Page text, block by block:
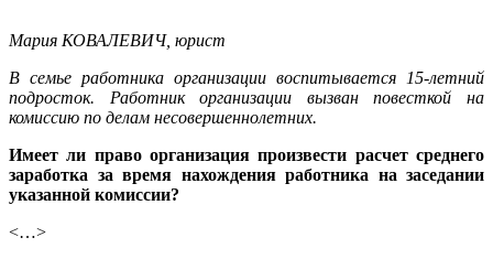
Мария КОВАЛЕВИЧ, юрист
В семье работника организации воспитывается 15-летний
подросток. Работник организации вызван повесткой на
комиссию по делам несовершеннолетних.
Имеет ли право организация произвести расчет среднего
заработка за время нахождения работника на заседании
указанной комиссии?
<…>